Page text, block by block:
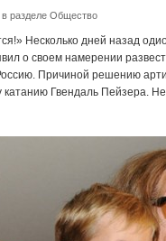
в разделе Общество
Несколько дней назад
о своем намерении
Причиной решению
Гвендаль Пейзера.